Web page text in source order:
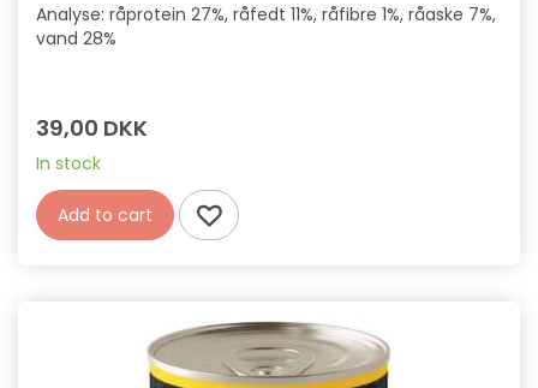
Analyse: råprotein 27%, råfedt 11%, råfibre 1%, råaske 7%,
vand 28%
39,00 DKK
In stock
Add to cart